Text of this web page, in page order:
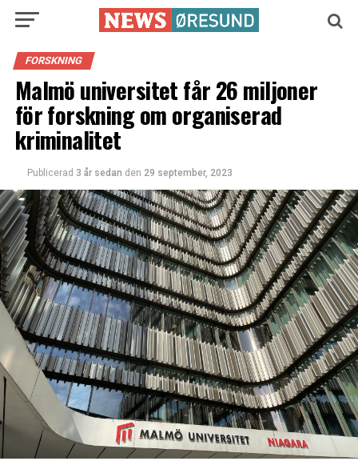
FORSKNING
Malmö universitet får 26 miljoner
för forskning om organiserad
kriminalitet
Publicerad 3 år sedan den 29 september, 2023